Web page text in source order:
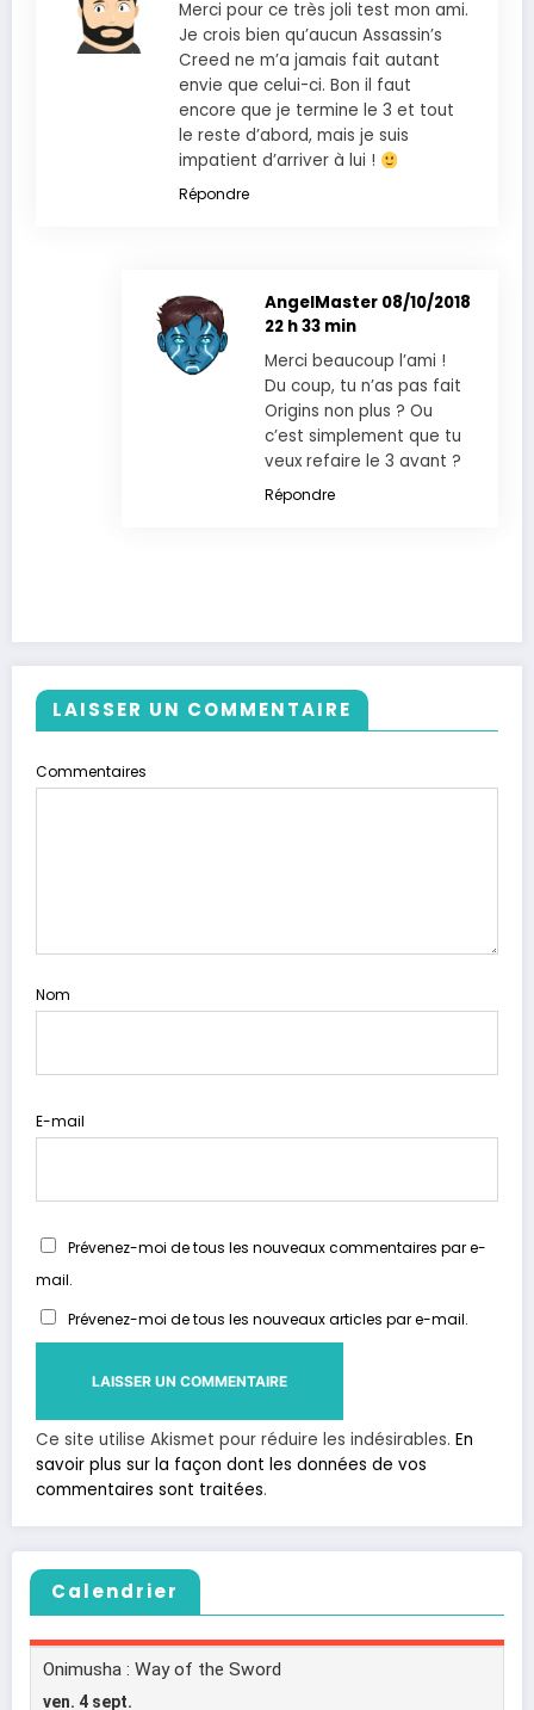
Merci pour ce très joli test mon ami.
Je crois bien qu’aucun Assassin’s
Creed ne m’a jamais fait autant
envie que celui-ci. Bon il faut
encore que je termine le 3 et tout
le reste d’abord, mais je suis
impatient d’arriver à lui !
Répondre
AngelMaster 08/10/2018
22 h 33 min
Merci beaucoup l’ami !
Du coup, tu n’as pas fait
Origins non plus ? Ou
c’est simplement que tu
veux refaire le 3 avant ?
Répondre
LAISSER UN COMMENTAIRE
Commentaires
Nom
E-mail
Prévenez-moi de tous les nouveaux commentaires par e-
mail.
Prévenez-moi de tous les nouveaux articles par e-mail.
Ce site utilise Akismet pour réduire les indésirables. En
savoir plus sur la façon dont les données de vos
commentaires sont traitées.
Calendrier